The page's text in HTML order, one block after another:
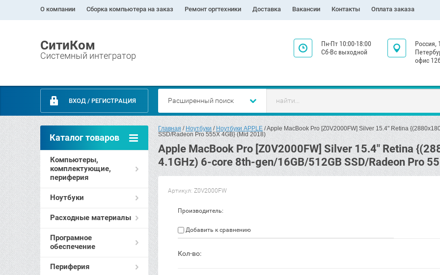
О компании Сборка компьютера на заказ Ремонт оргтехники Доставка Вакансии Контакты Оплата заказа
СитиКом
Системный интегратор
Россия,
офис
Пн-Пт 10:00-18:00
Сб-Вс выходной
ВХОД / РЕГИСТРАЦИЯ Расширенный поиск
Каталог товаров
Компьютеры,
комплектующие,
периферия
Ноутбуки
Расходные материалы
Програмное
обеспечение
Периферия
Главная / Ноутбуки / Ноутбуки APPLE / Apple MacBook Pro [Z0V2000FW] Silver 15.4" Retina
SSD/Radeon Pro 555X 4GB} (Mid 2018)
Apple MacBook Pro [Z0V2000FW] Silver 15.4" Retina
4.1GHz) 6-core 8th-gen/16GB/512GB SSD/Radeon Pro
Артикул: Z0V2000FW
Производитель:
Добавить к сравнению
Кол-во: